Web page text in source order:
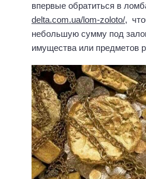
впервые обратиться в
delta.com.ua/lom-zoloto/,
небольшую сумму под
имущества или предметов